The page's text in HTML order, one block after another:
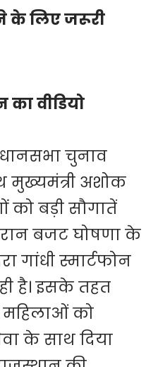
के लिए जरूरी
वीडियो
चुनाव
अशोक
को बड़ी सौगातें
बजट घोषणा के
गांधी स्मार्टफोन
है। इसके तहत
महिलाओं को
के साथ दिया